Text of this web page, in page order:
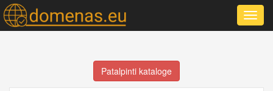
Patalpinti kataloge